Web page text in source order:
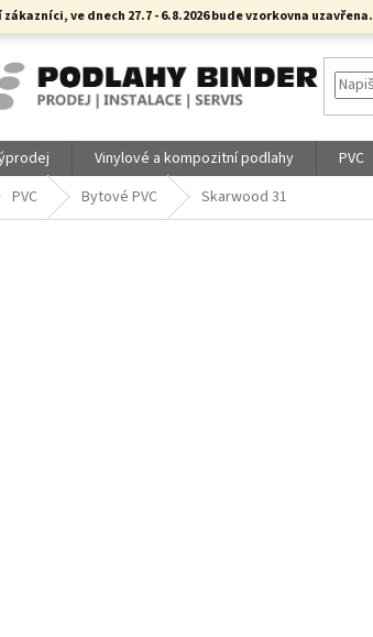
zákazníci, ve dnech 27.7 - 6.8.2026 bude vzorkovna
Vinylové a kompozitní podlahy PVC
PVC Bytové PVC Skarwood 31